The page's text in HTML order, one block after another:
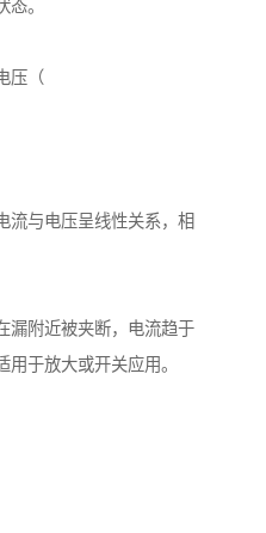
。
压（
流与电压呈线性关系，相
漏附近被夹断，电流趋于
于放大或开关应用。